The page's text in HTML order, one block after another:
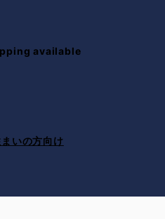
available
いの方向け